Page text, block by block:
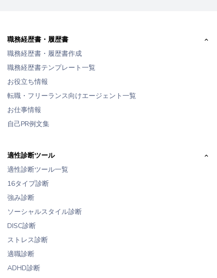
職務経歴書・履歴書
職務経歴書・履歴書作成
職務経歴書テンプレート一覧
お役立ち情報
転職・フリーランス向けエージェント一覧
お仕事情報
自己PR例文集
適性診断ツール
適性診断ツール一覧
16タイプ診断
強み診断
ソーシャルスタイル診断
DISC診断
ストレス診断
適職診断
ADHD診断